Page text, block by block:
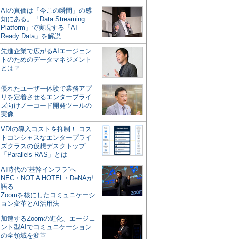
AIの真価は「今この瞬間」の感
知にある。「Data Streaming
Platform」で実現する「AI
Ready Data」を解説
先進企業で広がるAIエージェン
トのためのデータマネジメント
とは？
優れたユーザー体験で業務アプ
リを定着させるエンタープライ
ズ向けノーコード開発ツールの
実像
VDIの導入コストを抑制！ コス
トコンシャスなエンタープライ
ズクラスの仮想デスクトップ
「Parallels RAS」とは
AI時代の“基幹インフラ”へ──
NEC・NOT A HOTEL・DeNAが
語る
Zoomを核にしたコミュニケーシ
ョン変革とAI活用法
加速するZoomの進化、エージェ
ント型AIでコミュニケーション
の全領域を変革